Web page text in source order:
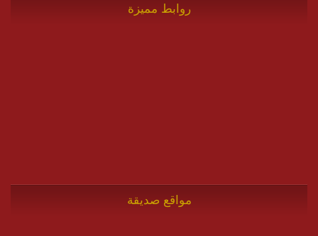
روابط مميزة
مواقع صديقة